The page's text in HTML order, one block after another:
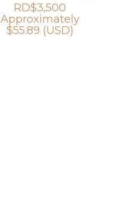
RD$3,500
Approximately
$55.89 (USD)